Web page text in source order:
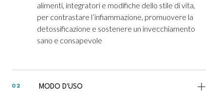
alimenti, integratori e modifiche dello stile di vita,
per contrastare l’infiammazione, promuovere la
detossificazione e sostenere un invecchiamento
sano e consapevole
02 MODO D'USO